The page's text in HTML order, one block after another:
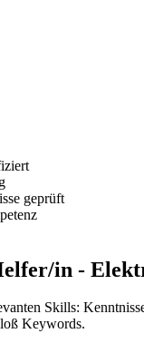
geprüft
in -
Skills:
Keywords.